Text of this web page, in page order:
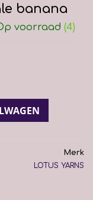
banana
voorraad (4)
Merk
LOTUS YARNS